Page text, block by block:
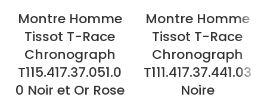
Montre Homme
Tissot T-Race
Chronograph
T115.417.37.051.0
0 Noir et Or Rose
Montre Homme
Tissot T-Race
Chronograph
T111.417.37.441.03
Noire